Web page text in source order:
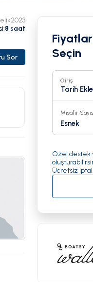
2023
:8 saat
Sor
Seçin
Giriş
Tarih Ekle
Misafir
Esnek
Özel destek
Ücretsiz